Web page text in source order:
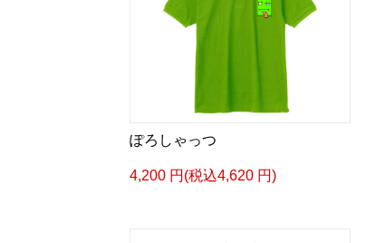
ぽろしゃっつ
4,200 円(税込4,620 円)